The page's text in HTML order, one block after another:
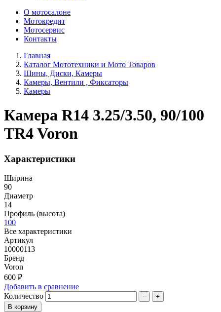
О мотосалоне
Мотокредит
Мотосервис
Контакты
Главная
Каталог Мототехники и Мото Товаров
Шины, Диски, Камеры
Камеры, Вентили , Фиксаторы
Камеры
Камера R14 3.25/3.50, 90/100
TR4 Voron
Характеристики
Ширина
90
Диаметр
14
Профиль (высота)
100
Все характеристики
Артикул
10000113
Бренд
Voron
600 ₽
Добавить в сравнение
Количество
– +